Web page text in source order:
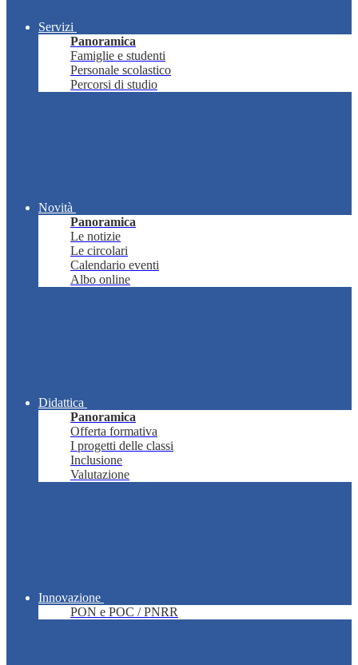
Servizi
Panoramica
Famiglie e studenti
Personale scolastico
Percorsi di studio
Novità
Panoramica
Le notizie
Le circolari
Calendario eventi
Albo online
Didattica
Panoramica
Offerta formativa
I progetti delle classi
Inclusione
Valutazione
Innovazione
PON e POC / PNRR